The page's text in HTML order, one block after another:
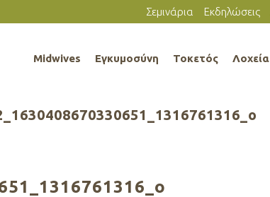
Σεμινάρια Εκδηλώσεις
Midwives Εγκυμοσύνη Τοκετός Λοχεία